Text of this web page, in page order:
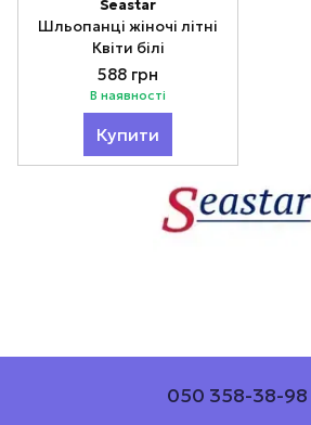
Seastar
Шльопанці жіночі літні
Квіти білі
588 грн
В наявності
Купити
050 358-38-98